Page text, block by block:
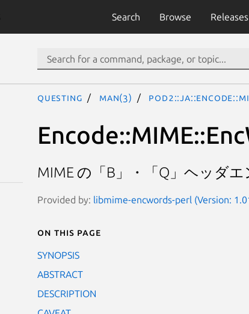
Search Browse Releases
questing man(3)
MIME の「B」・「Q」ヘッダ
Provided by: libmime-encwords-perl (Version:
On this page
SYNOPSIS
ABSTRACT
DESCRIPTION